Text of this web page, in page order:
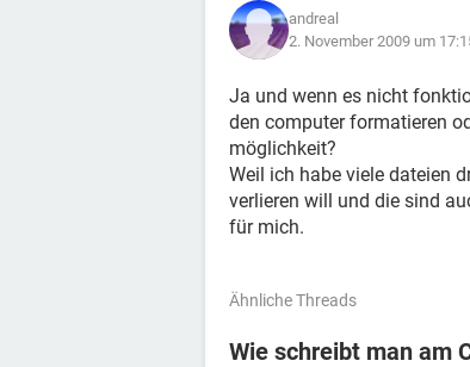
andreal
2. November 2009 um
Ja und wenn es nicht
den computer formatieren
möglichkeit?
Weil ich habe viele dateien
verlieren will und die sind
für mich.
Ähnliche Threads
Wie schreibt man am